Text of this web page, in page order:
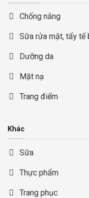
Chống nắng
Sữa rửa mặt, tẩy tế
Dưỡng da
Mặt nạ
Trang điểm
Khác
Sữa
Thực phẩm
Trang phục